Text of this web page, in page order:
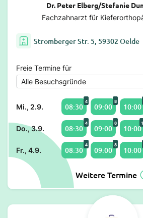
Dr. Peter Elberg/Stefanie
Fachzahnarzt für
Stromberger Str. 5, 59302 Oelde
Freie Termine für
Mi., 2.9. 08:30
4
09:00
8
10:00
Do., 3.9. 08:30
4
09:00
8
10:00
Fr., 4.9. 08:30
4
09:00
8
10:00
Weitere Termine